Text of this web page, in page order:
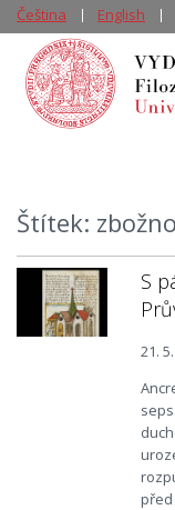
Štítek:
S
21.
před
Čeština English